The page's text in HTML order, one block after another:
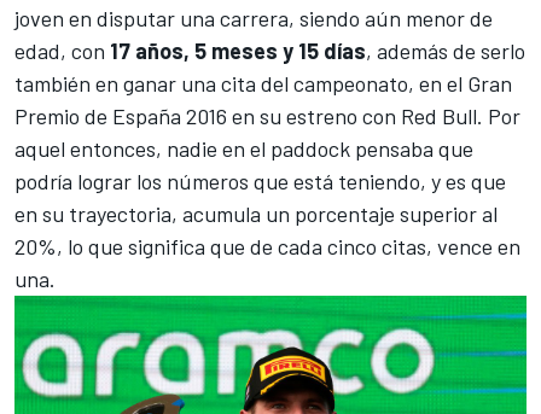
joven en disputar una carrera, siendo aún menor de
edad, con 17 años, 5 meses y 15 días, además de serlo
también en ganar una cita del campeonato, en el Gran
Premio de España 2016 en su estreno con Red Bull. Por
aquel entonces, nadie en el paddock pensaba que
podría lograr los números que está teniendo, y es que
en su trayectoria, acumula un porcentaje superior al
20%, lo que significa que de cada cinco citas, vence en
una.